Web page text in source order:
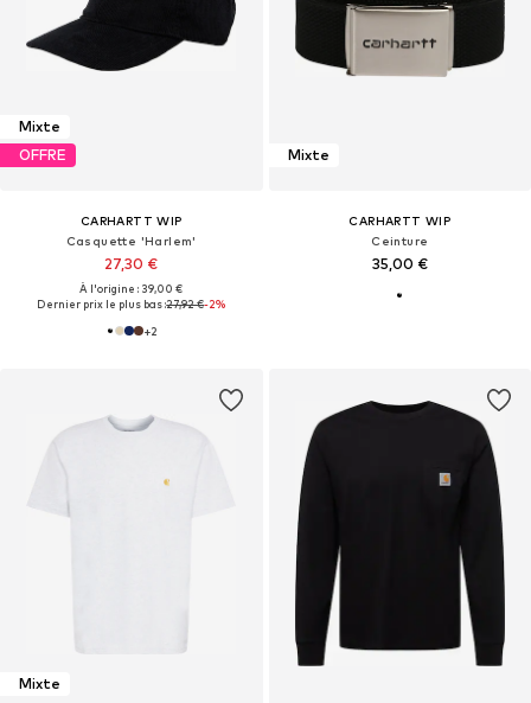
Mixte
OFFRE
CARHARTT WIP
Casquette 'Harlem'
27,30 €
À l'origine : 39,00 €
Dernier prix le plus bas :27,92 €-2%
+2
Mixte
CARHARTT WIP
Ceinture
35,00 €
Mixte